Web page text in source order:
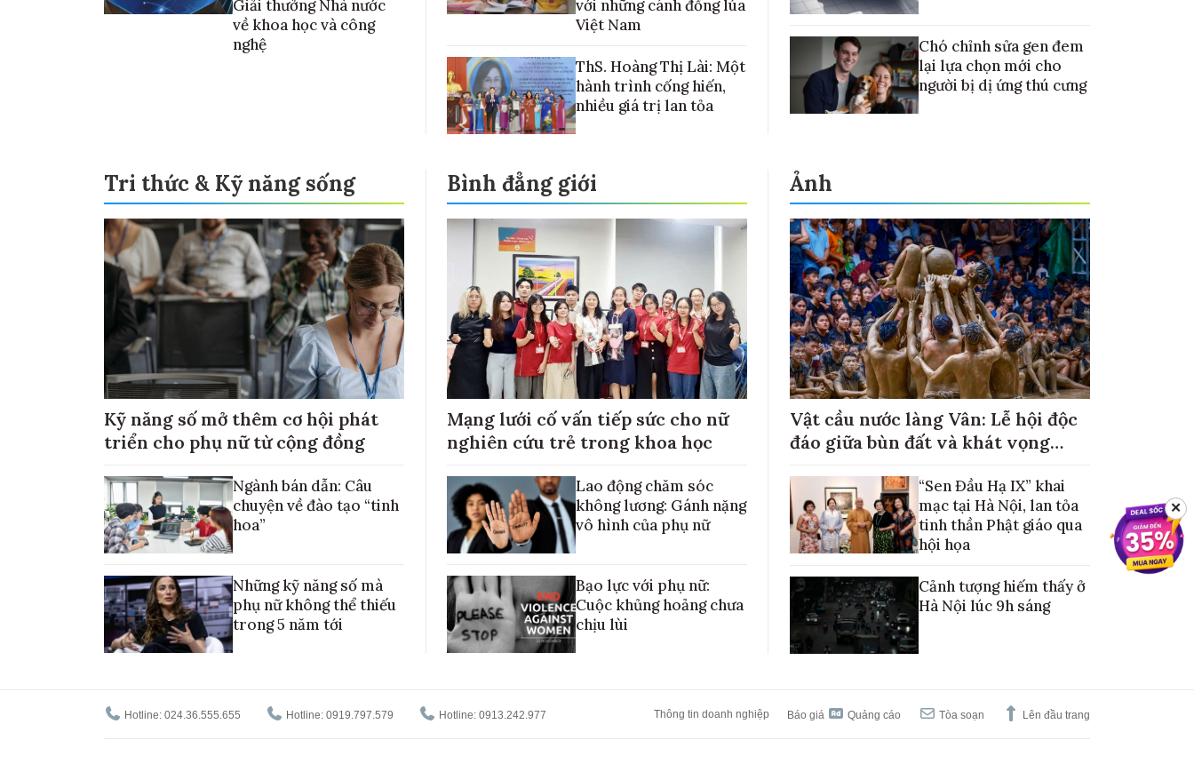
Giải thưởng Nhà nước
về khoa học và công
nghệ
với những cánh đồng lúa
Việt Nam
ThS. Hoàng Thị Lài: Một
hành trình cống hiến,
nhiều giá trị lan tỏa
Chó chỉnh sửa gen đem
lại lựa chọn mới cho
người bị dị ứng thú cưng
Tri thức & Kỹ năng sống
Kỹ năng số mở thêm cơ hội phát
triển cho phụ nữ từ cộng đồng
Ngành bán dẫn: Câu
chuyện về đào tạo “tinh
hoa”
Những kỹ năng số mà
phụ nữ không thể thiếu
trong 5 năm tới
Bình đẳng giới
Mạng lưới cố vấn tiếp sức cho nữ
nghiên cứu trẻ trong khoa học
Lao động chăm sóc
không lương: Gánh nặng
vô hình của phụ nữ
Bạo lực với phụ nữ:
Cuộc khủng hoảng chưa
chịu lùi
Ảnh
Vật cầu nước làng Vân: Lễ hội độc
đáo giữa bùn đất và khát vọng
“Sen Đầu Hạ IX” khai
mạc tại Hà Nội, lan tỏa
tinh thần Phật giáo qua
hội họa
Cảnh tượng hiếm thấy ở
Hà Nội lúc 9h sáng
Hotline: 024.36.555.655 Hotline: 0919.797.579 Hotline: 0913.242.977 Thông tin doanh nghiệp Báo giá Quảng cáo Tòa soạn Lên đầu trang
✕